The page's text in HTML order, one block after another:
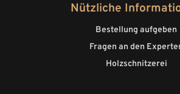
Nützliche
Bestellung aufgeben
Fragen an den
Holzschnitzerei